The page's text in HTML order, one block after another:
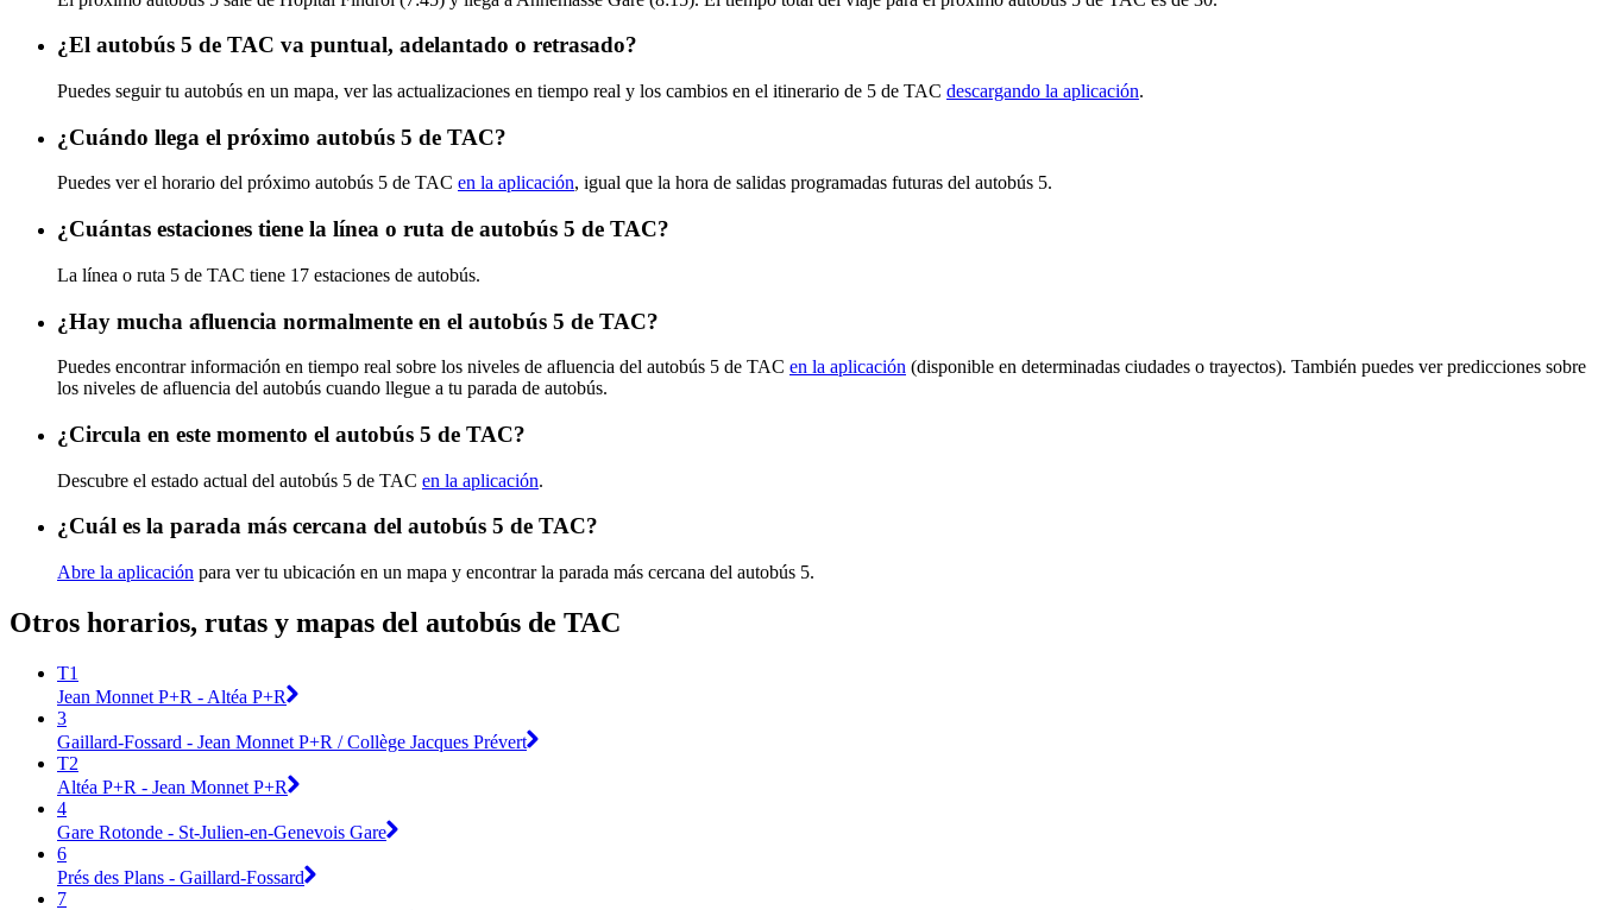
¿El autobús 5 de TAC va puntual, adelantado o retrasado?
Puedes seguir tu autobús en un mapa, ver las actualizaciones en tiempo real y los cambios en el itinerario de 5 de TAC descargando la aplicación.
¿Cuándo llega el próximo autobús 5 de TAC?
Puedes ver el horario del próximo autobús 5 de TAC en la aplicación, igual que la hora de salidas programadas futuras del autobús 5.
¿Cuántas estaciones tiene la línea o ruta de autobús 5 de TAC?
La línea o ruta 5 de TAC tiene 17 estaciones de autobús.
¿Hay mucha afluencia normalmente en el autobús 5 de TAC?
Puedes encontrar información en tiempo real sobre los niveles de afluencia del autobús 5 de TAC en la aplicación (disponible en determinadas ciudades o trayectos). También puedes ver predicciones sobre
los niveles de afluencia del autobús cuando llegue a tu parada de autobús.
¿Circula en este momento el autobús 5 de TAC?
Descubre el estado actual del autobús 5 de TAC en la aplicación.
¿Cuál es la parada más cercana del autobús 5 de TAC?
Abre la aplicación para ver tu ubicación en un mapa y encontrar la parada más cercana del autobús 5.
Otros horarios, rutas y mapas del autobús de TAC
T1
Jean Monnet P+R - Altéa P+R
3
Gaillard-Fossard - Jean Monnet P+R / Collège Jacques Prévert
T2
Altéa P+R - Jean Monnet P+R
4
Gare Rotonde - St-Julien-en-Genevois Gare
6
Prés des Plans - Gaillard-Fossard
7